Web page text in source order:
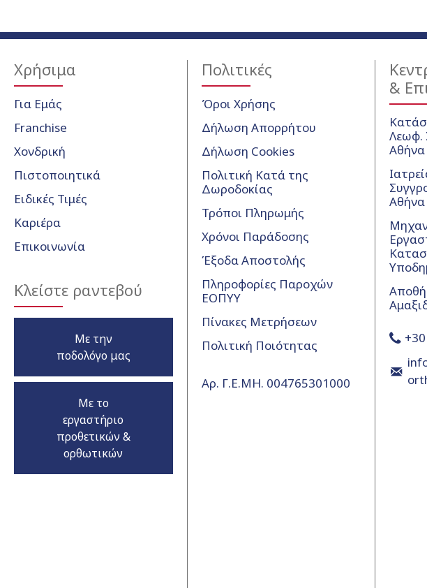
Χρήσιμα
Για Εμάς
Franchise
Χονδρική
Πιστοποιητικά
Ειδικές Τιμές
Καριέρα
Επικοινωνία
Κλείστε ραντεβού
Με την
ποδολόγο μας
Με το
εργαστήριο
προθετικών &
ορθωτικών
Πολιτικές
Όροι Χρήσης
Δήλωση Απορρήτου
Δήλωση Cookies
Πολιτική Κατά της
Δωροδοκίας
Τρόποι Πληρωμής
Χρόνοι Παράδοσης
Έξοδα Αποστολής
Πληροφορίες Παροχών
ΕΟΠΥΥ
Πίνακες Μετρήσεων
Πολιτική Ποιότητας
Αρ. Γ.Ε.ΜΗ. 004765301000
&
Λεωφ.